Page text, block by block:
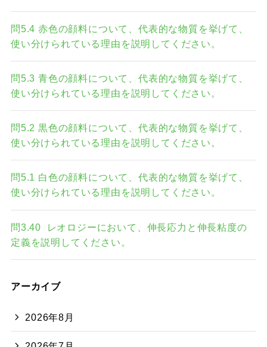
問5.4 赤色の顔料について、代表的な物質を挙げて、
使い分けられている理由を説明してください。
問5.3 青色の顔料について、代表的な物質を挙げて、
使い分けられている理由を説明してください。
問5.2 黒色の顔料について、代表的な物質を挙げて、
使い分けられている理由を説明してください。
問5.1 白色の顔料について、代表的な物質を挙げて、
使い分けられている理由を説明してください。
問3.40 レオロジーにおいて、伸長応力と伸長粘度の
定義を説明してください。
アーカイブ
2026年8月